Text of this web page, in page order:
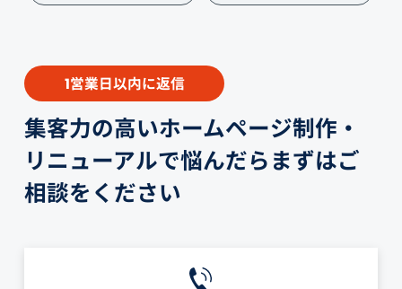
1営業日以内に返信
集客力の高いホームページ制作・
リニューアルで悩んだらまずはご
相談をください